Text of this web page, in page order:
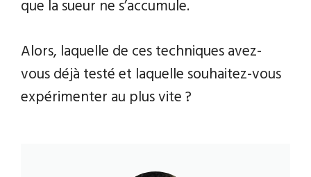
que la sueur ne s’accumule.
Alors, laquelle de ces techniques avez-
vous déjà testé et laquelle souhaitez-vous
expérimenter au plus vite ?